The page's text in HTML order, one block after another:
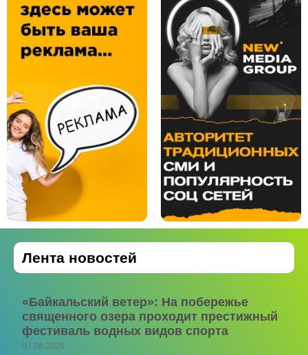
Лента новостей
«Байкальский ветер»: На побережье
священного озера проходит престижный
фестиваль водных видов спорта
07.08.2026